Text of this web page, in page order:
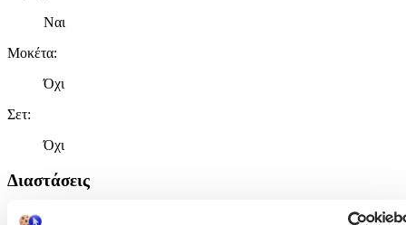
Ναι
Μοκέτα:
Όχι
Σετ:
Όχι
Διαστάσεις
Πλάτος